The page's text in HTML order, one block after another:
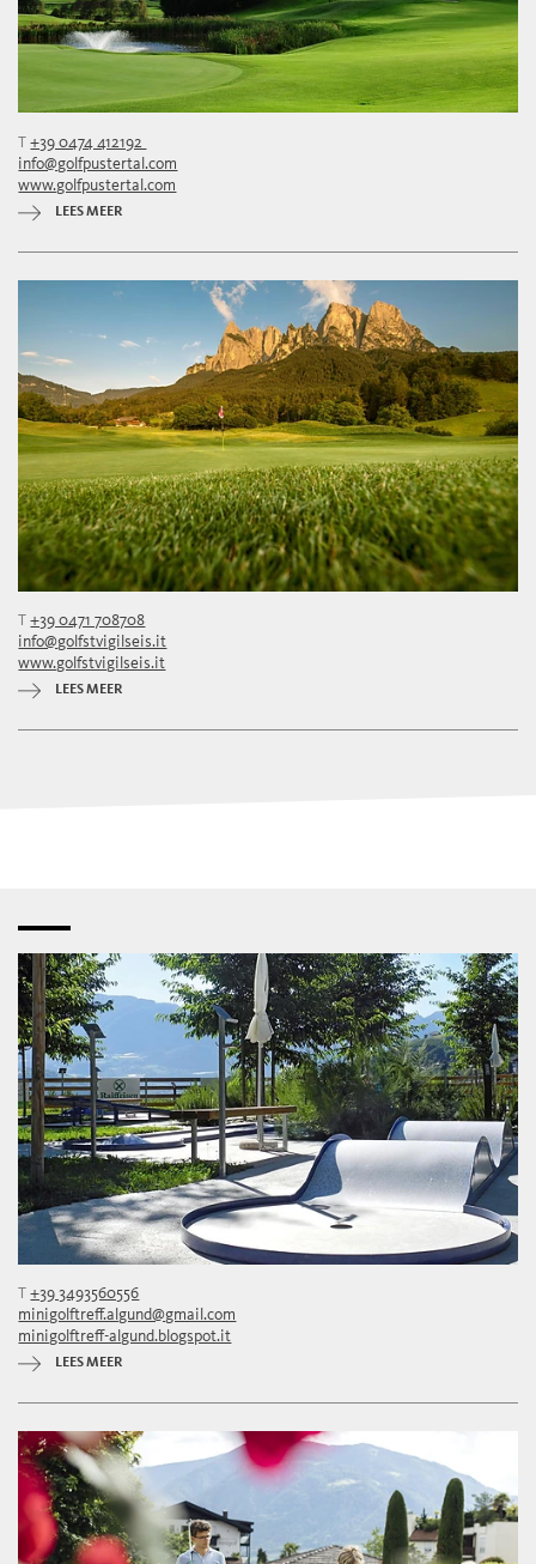
T+39 0474 412192
info@golfpustertal.com
www.golfpustertal.com
LEES MEER
T+39 0471 708708
info@golfstvigilseis.it
www.golfstvigilseis.it
LEES MEER
T+39 3493560556
minigolftreff.algund@gmail.com
minigolftreff-algund.blogspot.it
LEES MEER